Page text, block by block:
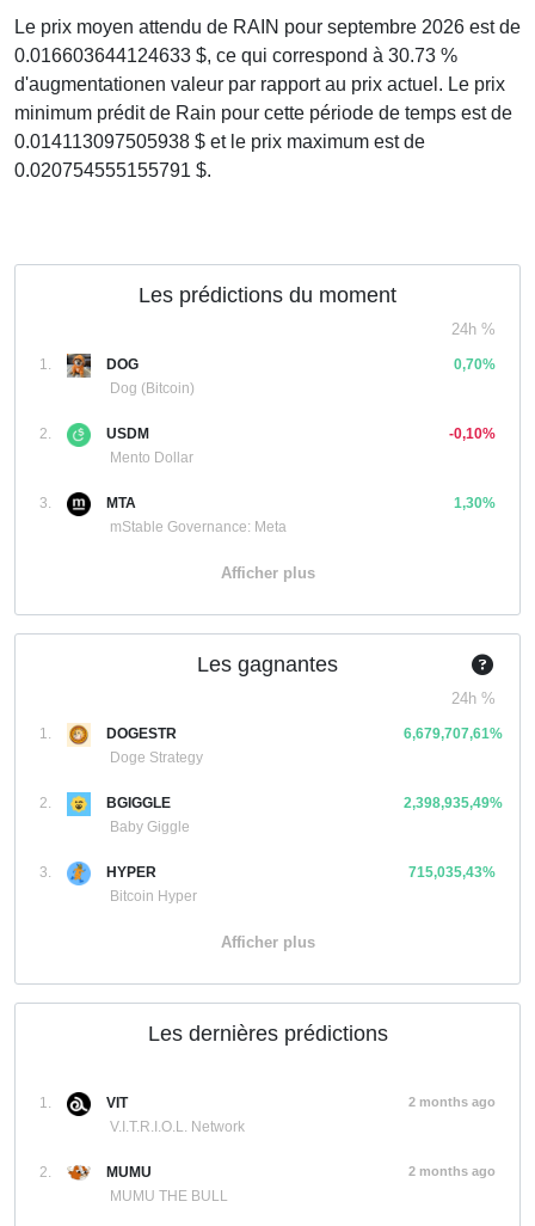
Le prix moyen attendu de RAIN pour septembre 2026 est de
0.016603644124633 $, ce qui correspond à 30.73 %
d'augmentationen valeur par rapport au prix actuel. Le prix
minimum prédit de Rain pour cette période de temps est de
0.014113097505938 $ et le prix maximum est de
0.020754555155791 $.
Les prédictions du moment
24h %
1.
DOG
Dog (Bitcoin)
0,70%
2.
USDM
Mento Dollar
-0,10%
3.
MTA
mStable Governance: Meta
1,30%
Afficher plus
Les gagnantes
24h %
1.
DOGESTR
Doge Strategy
6,679,707,61%
2.
BGIGGLE
Baby Giggle
2,398,935,49%
3.
HYPER
Bitcoin Hyper
715,035,43%
Afficher plus
Les dernières prédictions
1.
VIT
V.I.T.R.I.O.L. Network
2 months ago
2.
MUMU
MUMU THE BULL
2 months ago